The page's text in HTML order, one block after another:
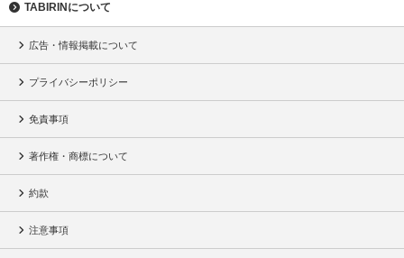
TABIRINについて
広告・情報掲載について
プライバシーポリシー
免責事項
著作権・商標について
約款
注意事項